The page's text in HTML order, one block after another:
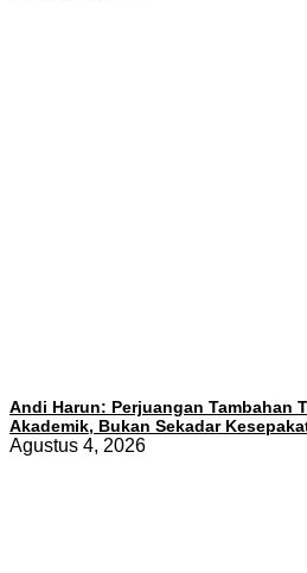
Andi Harun: Perjuangan Tambahan
Akademik, Bukan Sekadar
Agustus 4, 2026